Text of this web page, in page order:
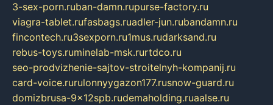
3-sex-porn.ruban-damn.rupurse-factory.ru
viagra-tablet.rufasbags.ruadler-jun.rubandamn.ru
fincontech.ru3sexporn.ru1mus.rudarksand.ru
rebus-toys.ruminelab-msk.rurtdco.ru
seo-prodvizhenie-sajtov-stroitelnyh-kompanij.ru
card-voice.rurulonnyygazon177.rusnow-guard.ru
domizbrusa-9x12spb.rudemaholding.ruaalse.ru